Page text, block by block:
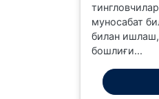
муносабат
билан
бошлиғи...